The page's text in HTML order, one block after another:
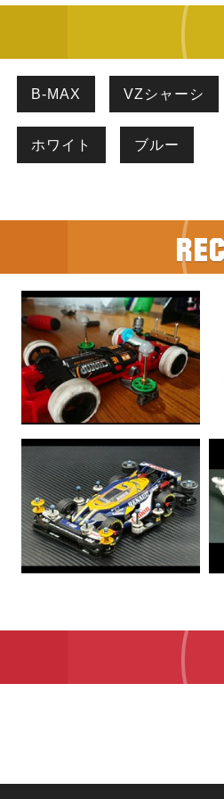
B-MAX VZシャーシ
ホワイト ブルー